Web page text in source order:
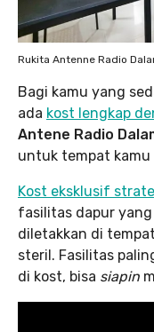
Rukita Antenne Radio
Bagi kamu yang
ada kost lengkap
Antene Radio
untuk tempat kamu
Kost eksklusif
fasilitas dapur
diletakkan di
steril. Fasilitas
di kost, bisa siapin